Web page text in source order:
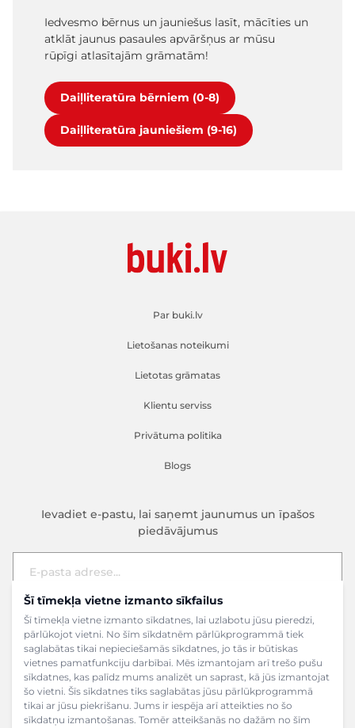
Šī tīmekļa vietne izmanto sīkfailus
Šī tīmekļa vietne izmanto sīkdatnes, lai uzlabotu jūsu pieredzi,
pārlūkojot vietni. No šīm sīkdatnēm pārlūkprogrammā tiek
saglabātas tikai nepieciešamās sīkdatnes, jo tās ir būtiskas
vietnes pamatfunkciju darbībai. Mēs izmantojam arī trešo pušu
sīkdatnes, kas palīdz mums analizēt un saprast, kā jūs izmantojat
šo vietni. Šīs sīkdatnes tiks saglabātas jūsu pārlūkprogrammā
tikai ar jūsu piekrišanu. Jums ir iespēja arī atteikties no šo
sīkdatņu izmantošanas. Tomēr atteikšanās no dažām no šīm
Iedvesmo bērnus un jauniešus lasīt, mācīties un
atklāt jaunus pasaules apvāršņus ar mūsu
rūpīgi atlasītajām grāmatām!
Daiļliteratūra bērniem (0-8)
Daiļliteratūra jauniešiem (9-16)
Par buki.lv
Lietošanas noteikumi
Lietotas grāmatas
Klientu serviss
Privātuma politika
Blogs
Ievadiet e-pastu, lai saņemt jaunumus un īpašos
piedāvājumus
E-pasta adrese
Pieteikties